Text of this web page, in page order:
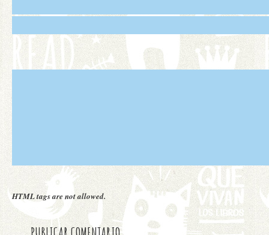
HTML tags are not allowed.